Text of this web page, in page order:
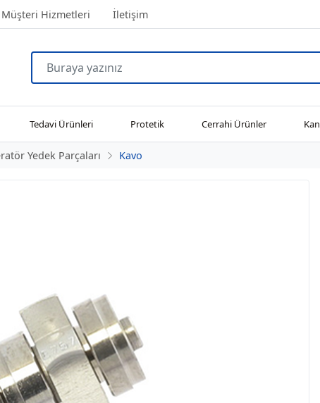
Müşteri Hizmetleri İletişim
Tedavi Ürünleri Protetik Cerrahi Ürünler
Yedek Parçaları Kavo